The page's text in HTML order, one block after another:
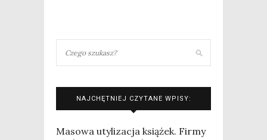
NAJCHĘTNIEJ CZYTANE WPISY:
Masowa utylizacja książek. Firmy